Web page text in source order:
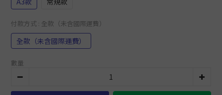
付款方式 : 全款（未含國際運費）
全款（未含國際運費）
數量